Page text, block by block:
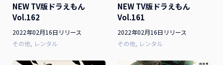
NEW TV版ドラえもん
Vol.162
2022年02月16日リリース
その他
レンタル
NEW TV版ドラえもん
Vol.161
2022年02月16日リリース
その他
レンタル